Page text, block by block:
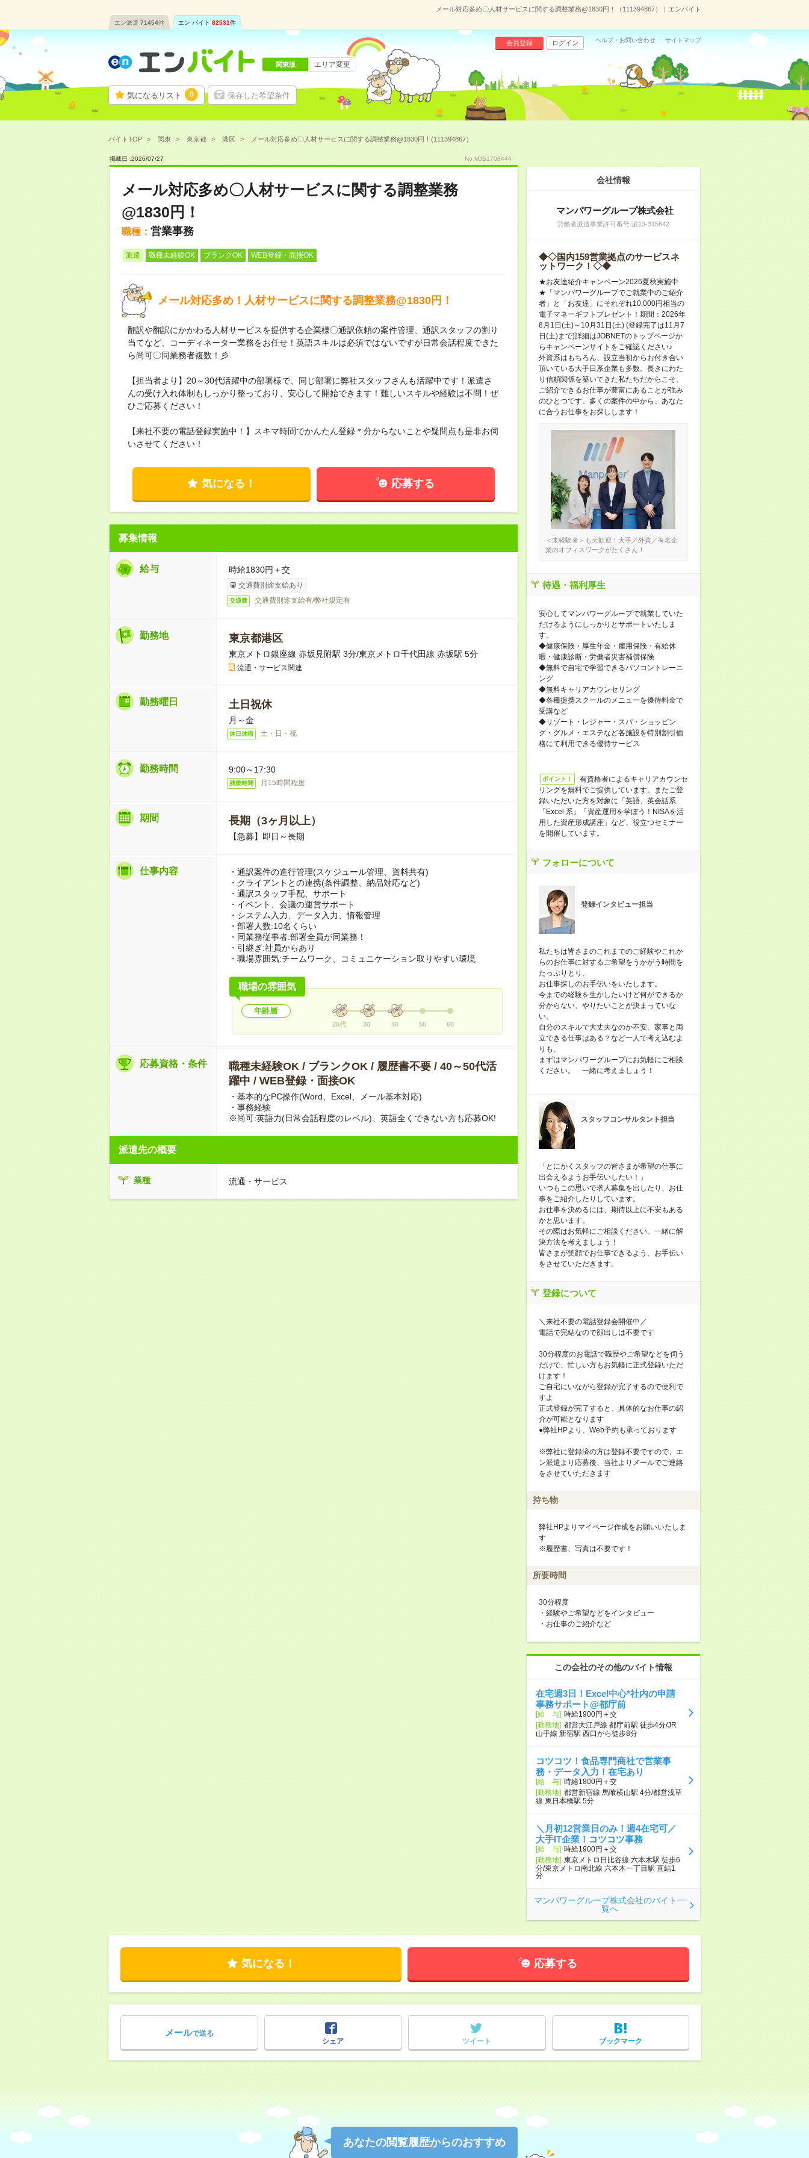
メール対応多め〇人材サービスに関する調整業務@1830円！（111394867）｜エンバイト
エン派遣 71454件 エン バイト 82531件
気になるリスト 0 保存した希望条件
会員登録 ログイン ヘルプ・お問い合わせ サイトマップ
関東版 エリア変更
バイトTOP 関東 東京都 港区 メール対応多め〇人材サービスに関する調整業務@1830円！(111394867）
掲載日 :2026/07/27 No.MJS1708444
メール対応多め〇人材サービスに関する調整業務
@1830円！
職種： 営業事務
派遣 職種未経験OK ブランクOK WEB登録・面接OK
メール対応多め！人材サービスに関する調整業務@1830円！
翻訳や翻訳にかかわる人材サービスを提供する企業様〇通訳依頼の案件管理、通訳スタッフの割り
当てなど、コーディネーター業務をお任せ！英語スキルは必須ではないですが日常会話程度できた
ら尚可〇同業務者複数！彡
【担当者より】20～30代活躍中の部署様で、同じ部署に弊社スタッフさんも活躍中です！派遣さ
んの受け入れ体制もしっかり整っており、安心して開始できます！難しいスキルや経験は不問！ぜ
ひご応募ください！
【来社不要の電話登録実施中！】スキマ時間でかんたん登録＊分からないことや疑問点も是非お伺
いさせてください！
気になる！ 応募する
募集情報
給与 時給1830円＋交
交通費別途支給あり
交通費 交通費別途支給有/弊社規定有
勤務地 東京都港区
東京メトロ銀座線 赤坂見附駅 3分/東京メトロ千代田線 赤坂駅 5分
流通・サービス関連
勤務曜日 土日祝休
月～金
休日休暇 土・日・祝
勤務時間 9:00～17:30
残業時間 月15時間程度
期間 長期（3ヶ月以上）
【急募】即日～長期
仕事内容
・通訳案件の進行管理(スケジュール管理、資料共有)
・クライアントとの連携(条件調整、納品対応など)
・通訳スタッフ手配、サポート
・イベント、会議の運営サポート
・システム入力、データ入力、情報管理
・部署人数:10名くらい
・同業務従事者:部署全員が同業務！
・引継ぎ:社員からあり
・職場雰囲気:チームワーク、コミュニケーション取りやすい環境
職場の雰囲気
年齢層
20代 30 40 50 60
応募資格・条件
職種未経験OK / ブランクOK / 履歴書不要 / 40～50代活
躍中 / WEB登録・面接OK
・基本的なPC操作(Word、Excel、メール基本対応)
・事務経験
※尚可:英語力(日常会話程度のレベル)、英語全くできない方も応募OK!
派遣先の概要
業種 流通・サービス
会社情報
マンパワーグループ株式会社
労働者派遣事業許可番号:派13-315642
◆◇国内159営業拠点のサービスネ
ットワーク！◇◆
★お友達紹介キャンペーン2026夏秋実施中
★「マンパワーグループでご就業中のご紹介
者」と「お友達」にそれぞれ10,000円相当の
電子マネーギフトプレゼント！期間：2026年
8月1日(土)～10月31日(土) (登録完了は11月7
日(土)まで)詳細はJOBNETのトップページか
らキャンペーンサイトをご確認ください♪
外資系はもちろん、設立当初からお付き合い
頂いている大手日系企業も多数。長きにわた
り信頼関係を築いてきた私たちだからこそ、
ご紹介できるお仕事が豊富にあることが強み
のひとつです。多くの案件の中から、あなた
に合うお仕事をお探しします！
＜未経験者＞も大歓迎！大手／外資／有名企
業のオフィスワークがたくさん！
待遇・福利厚生
安心してマンパワーグループで就業していた
だけるようにしっかりとサポートいたしま
す。
◆健康保険・厚生年金・雇用保険・有給休
暇・健康診断・労働者災害補償保険
◆無料で自宅で学習できるパソコントレーニ
ング
◆無料キャリアカウンセリング
◆各種提携スクールのメニューを優待料金で
受講など
◆リゾート・レジャー・スパ・ショッピン
グ・グルメ・エステなど各施設を特別割引価
格にて利用できる優待サービス
ポイント！
有資格者によるキャリアカウンセ
リングを無料でご提供しています。またご登
録いただいた方を対象に「英語、英会話系
「Excel 系」「資産運用を学ぼう！NISAを活
用した資産形成講座」など、役立つセミナー
を開催しています。
フォローについて
登録インタビュー担当
私たちは皆さまのこれまでのご経験やこれか
らのお仕事に対するご希望をうかがう時間を
たっぷりとり、
お仕事探しのお手伝いをいたします。
今までの経験を生かしたいけど何ができるか
分からない、やりたいことが決まっていな
い、
自分のスキルで大丈夫なのか不安、家事と両
立できる仕事はある？など一人で考え込むよ
りも、
まずはマンパワーグループにお気軽にご相談
ください。 一緒に考えましょう！
スタッフコンサルタント担当
「とにかくスタッフの皆さまが希望の仕事に
出会えるようお手伝いしたい！」
いつもこの思いで求人募集を出したり、お仕
事をご紹介したりしています。
お仕事を決めるには、期待以上に不安もある
かと思います。
その際はお気軽にご相談ください。一緒に解
決方法を考えましょう！
皆さまが笑顔でお仕事できるよう、お手伝い
をさせていただきます。
登録について
＼来社不要の電話登録会開催中／
電話で完結なので顔出しは不要です
30分程度のお電話で職歴やご希望などを伺う
だけで、忙しい方もお気軽に正式登録いただ
けます！
ご自宅にいながら登録が完了するので便利で
すよ
正式登録が完了すると、具体的なお仕事の紹
介が可能となります
●弊社HPより、Web予約も承っております
※弊社に登録済の方は登録不要ですので、エ
ン派遣より応募後、当社よりメールでご連絡
をさせていただきます
持ち物
弊社HPよりマイページ作成をお願いいたしま
す
※履歴書、写真は不要です！
所要時間
30分程度
・経験やご希望などをインタビュー
・お仕事のご紹介など
この会社のその他のバイト情報
在宅週3日！Excel中心*社内の申請
事務サポート@都庁前
[給 与] 時給1900円＋交
[勤務地] 都営大江戸線 都庁前駅 徒歩4分/JR
山手線 新宿駅 西口から徒歩8分
コツコツ！食品専門商社で営業事
務・データ入力！在宅あり
[給 与] 時給1800円＋交
[勤務地] 都営新宿線 馬喰横山駅 4分/都営浅草
線 東日本橋駅 5分
＼月初12営業日のみ！週4在宅可／
大手IT企業！コツコツ事務
[給 与] 時給1900円＋交
[勤務地] 東京メトロ日比谷線 六本木駅 徒歩6
分/東京メトロ南北線 六本木一丁目駅 直結1
分
マンパワーグループ株式会社のバイト一
覧へ
気になる！ 応募する
メールで送る
シェア
ツイート ブックマーク
あなたの閲覧履歴からのおすすめ